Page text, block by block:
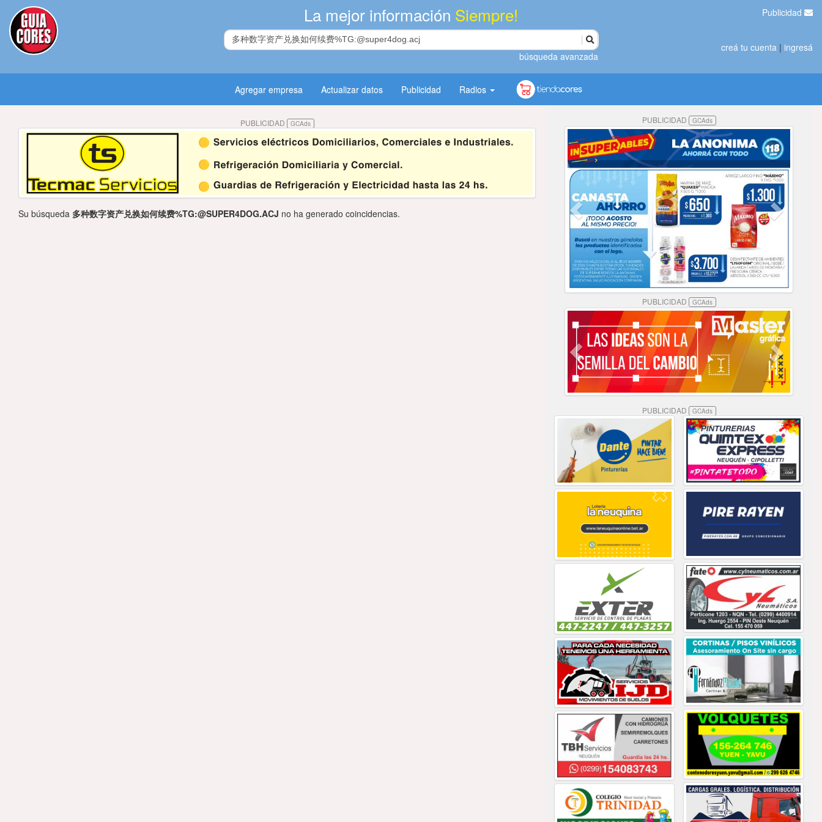
La mejor información Siempre!
búsqueda avanzada
Publicidad
creá tu cuenta | ingresá
Agregar empresa Actualizar datos Publicidad Radios
PUBLICIDAD GCAds
Su búsqueda 多种数字资产兑换如何续费%TG:@SUPER4DOG.ACJ no ha generado coincidencias.
PUBLICIDAD GCAds
PUBLICIDAD GCAds
PUBLICIDAD GCAds